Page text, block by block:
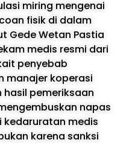
miring mengenai
fisik di dalam
Gede Wetan Pastia
medis resmi dari
penyebab
manajer koperasi
hasil pemeriksaan
napas
kedaruratan medis
karena sanksi